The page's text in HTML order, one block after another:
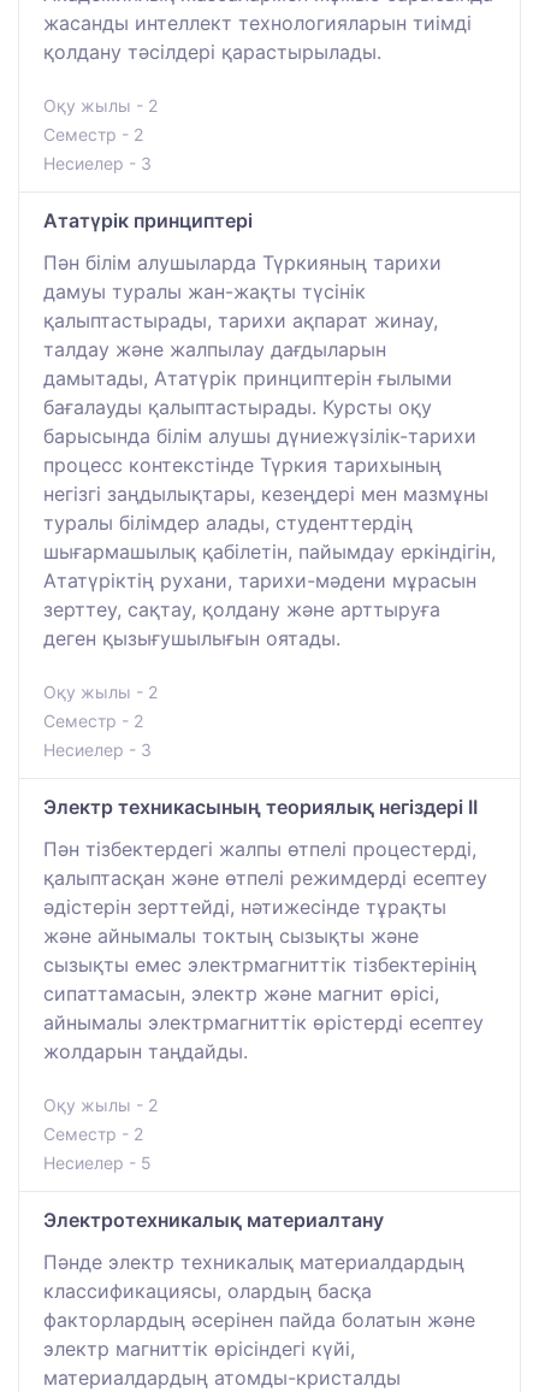
жасанды интеллект технологияларын тиімді
қолдану тәсілдері қарастырылады.
Оқу жылы - 2
Семестр - 2
Несиелер - 3
Ататүрік принциптері
Пән білім алушыларда Түркияның тарихи
дамуы туралы жан-жақты түсінік
қалыптастырады, тарихи ақпарат жинау,
талдау және жалпылау дағдыларын
дамытады, Ататүрік принциптерін ғылыми
бағалауды қалыптастырады. Курсты оқу
барысында білім алушы дүниежүзілік-тарихи
процесс контекстінде Түркия тарихының
негізгі заңдылықтары, кезеңдері мен мазмұны
туралы білімдер алады, студенттердің
шығармашылық қабілетін, пайымдау еркіндігін,
Ататүріктің рухани, тарихи-мәдени мұрасын
зерттеу, сақтау, қолдану және арттыруға
деген қызығушылығын оятады.
Оқу жылы - 2
Семестр - 2
Несиелер - 3
Электр техникасының теориялық негіздері ІI
Пән тізбектердегі жалпы өтпелі процестерді,
қалыптасқан және өтпелі режимдерді есептеу
әдістерін зерттейді, нәтижесінде тұрақты
және айнымалы токтың сызықты және
сызықты емес электрмагниттік тізбектерінің
сипаттамасын, электр және магнит өрісі,
айнымалы электрмагниттік өрістерді есептеу
жолдарын таңдайды.
Оқу жылы - 2
Семестр - 2
Несиелер - 5
Электротехникалық материалтану
Пәнде электр техникалық материалдардың
классификациясы, олардың басқа
факторлардың әсерінен пайда болатын және
электр магниттік өрісіндегі күйі,
материалдардың атомды-кристалды